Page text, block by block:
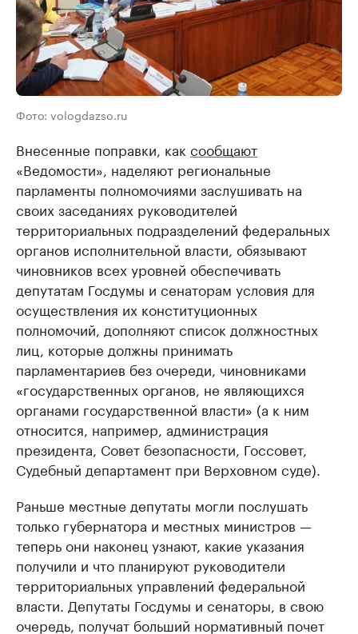
Фото: vologdazso.ru
Внесенные поправки, как сообщают
«Ведомости», наделяют региональные
парламенты полномочиями заслушивать на
своих заседаниях руководителей
территориальных подразделений федеральных
органов исполнительной власти, обязывают
чиновников всех уровней обеспечивать
депутатам Госдумы и сенаторам условия для
осуществления их конституционных
полномочий, дополняют список должностных
лиц, которые должны принимать
парламентариев без очереди, чиновниками
«государственных органов, не являющихся
органами государственной власти» (а к ним
относится, например, администрация
президента, Совет безопасности, Госсовет,
Судебный департамент при Верховном суде).
Раньше местные депутаты могли послушать
только губернатора и местных министров —
теперь они наконец узнают, какие указания
получили и что планируют руководители
территориальных управлений федеральной
власти. Депутаты Госдумы и сенаторы, в свою
очередь, получат больший нормативный почет